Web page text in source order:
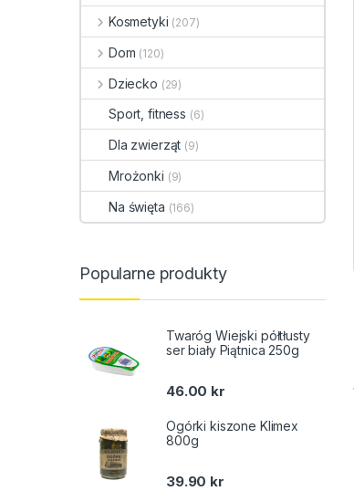
Kosmetyki (207)
Dom (120)
Dziecko (29)
Sport, fitness (6)
Dla zwierząt (9)
Mrożonki (9)
Na święta (166)
Popularne produkty
Twaróg Wiejski półtłusty
ser biały Piątnica 250g
46.00 kr
Ogórki kiszone Klimex
800g
39.90 kr